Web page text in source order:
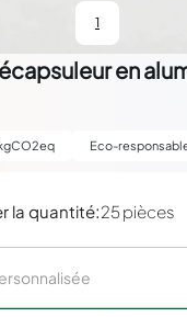
1
en
Eco-
la quantité:25 pièces